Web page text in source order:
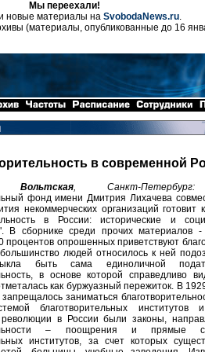
Мы переехали!
новые материалы на SvobodaNews.ru.
(материалы, опубликованные до 16
в современной
Вольтская, Санкт-Петербург:
фонд имени Дмитрия Лихачева
некоммерческих организаций готовит
в России: исторические и
В сборнике среди прочих материалов
процентов опрошенных приветствуют
людей относилось к ней
быть сама единоличной
в основе которой справедливо
как буржуазный пережиток. В
запрещалось заниматься
благотворительных институтов и
в России были законы,
– поощрения и прямые
институтов, за счет которых